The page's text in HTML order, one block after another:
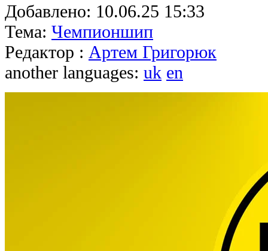
Добавлено: 10.06.25 15:33
Тема: Чемпионшип
Редактор : Артем Григорюк
another languages: uk en